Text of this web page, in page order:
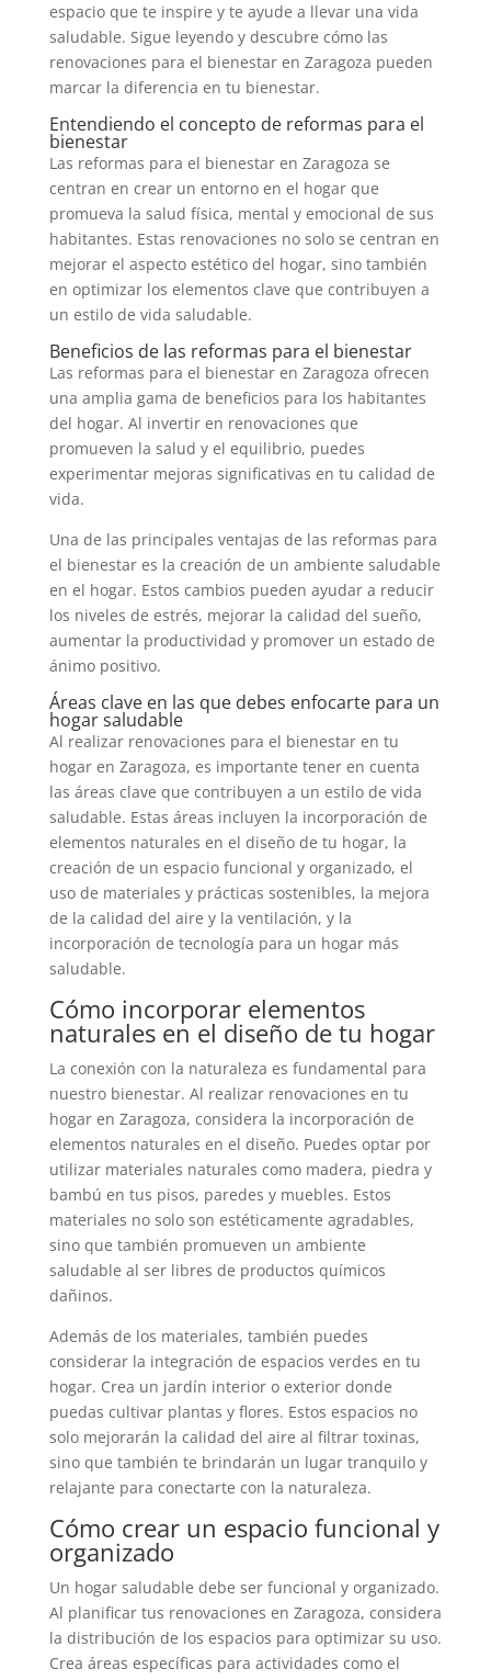
espacio que te inspire y te ayude a llevar una vida
saludable. Sigue leyendo y descubre cómo las
renovaciones para el bienestar en Zaragoza pueden
marcar la diferencia en tu bienestar.
Entendiendo el concepto de reformas para el
bienestar
Las reformas para el bienestar en Zaragoza se
centran en crear un entorno en el hogar que
promueva la salud física, mental y emocional de sus
habitantes. Estas renovaciones no solo se centran en
mejorar el aspecto estético del hogar, sino también
en optimizar los elementos clave que contribuyen a
un estilo de vida saludable.
Beneficios de las reformas para el bienestar
Las reformas para el bienestar en Zaragoza ofrecen
una amplia gama de beneficios para los habitantes
del hogar. Al invertir en renovaciones que
promueven la salud y el equilibrio, puedes
experimentar mejoras significativas en tu calidad de
vida.
Una de las principales ventajas de las reformas para
el bienestar es la creación de un ambiente saludable
en el hogar. Estos cambios pueden ayudar a reducir
los niveles de estrés, mejorar la calidad del sueño,
aumentar la productividad y promover un estado de
ánimo positivo.
Áreas clave en las que debes enfocarte para un
hogar saludable
Al realizar renovaciones para el bienestar en tu
hogar en Zaragoza, es importante tener en cuenta
las áreas clave que contribuyen a un estilo de vida
saludable. Estas áreas incluyen la incorporación de
elementos naturales en el diseño de tu hogar, la
creación de un espacio funcional y organizado, el
uso de materiales y prácticas sostenibles, la mejora
de la calidad del aire y la ventilación, y la
incorporación de tecnología para un hogar más
saludable.
Cómo incorporar elementos
naturales en el diseño de tu hogar
La conexión con la naturaleza es fundamental para
nuestro bienestar. Al realizar renovaciones en tu
hogar en Zaragoza, considera la incorporación de
elementos naturales en el diseño. Puedes optar por
utilizar materiales naturales como madera, piedra y
bambú en tus pisos, paredes y muebles. Estos
materiales no solo son estéticamente agradables,
sino que también promueven un ambiente
saludable al ser libres de productos químicos
dañinos.
Además de los materiales, también puedes
considerar la integración de espacios verdes en tu
hogar. Crea un jardín interior o exterior donde
puedas cultivar plantas y flores. Estos espacios no
solo mejorarán la calidad del aire al filtrar toxinas,
sino que también te brindarán un lugar tranquilo y
relajante para conectarte con la naturaleza.
Cómo crear un espacio funcional y
organizado
Un hogar saludable debe ser funcional y organizado.
Al planificar tus renovaciones en Zaragoza, considera
la distribución de los espacios para optimizar su uso.
Crea áreas específicas para actividades como el